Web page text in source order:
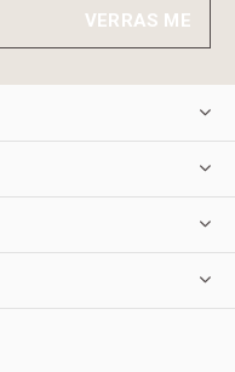
VERRAS ME